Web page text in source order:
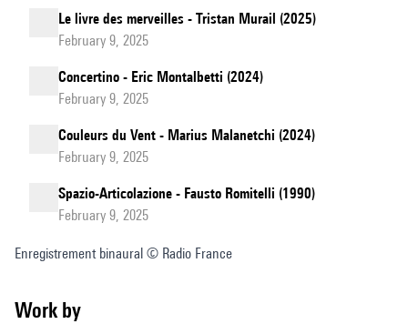
Le livre des merveilles - Tristan Murail (2025)
February 9, 2025
Concertino - Eric Montalbetti (2024)
February 9, 2025
Couleurs du Vent - Marius Malanetchi (2024)
February 9, 2025
Spazio-Articolazione - Fausto Romitelli (1990)
February 9, 2025
Enregistrement binaural © Radio France
Work by